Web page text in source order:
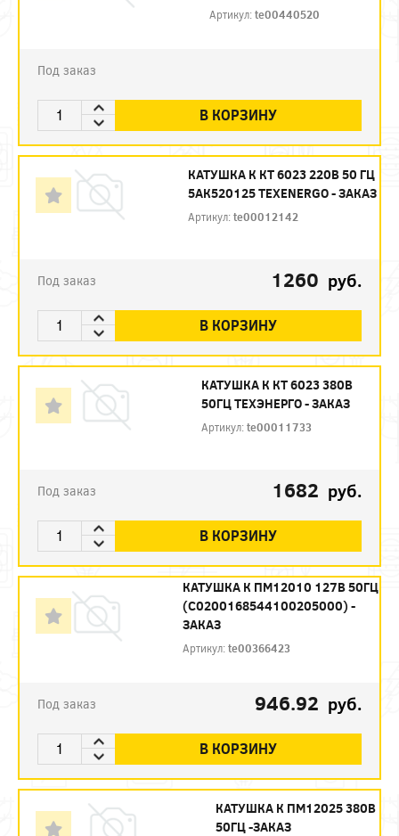
Артикул:te00440520
Под заказ
В КОРЗИНУ
КАТУШКА К КТ 6023 220В 50 ГЦ
5АК520125 TEXENERGO - ЗАКАЗ
Артикул:te00012142
Под заказ 1260 руб.
В КОРЗИНУ
КАТУШКА К КТ 6023 380В
50ГЦ ТЕХЭНЕРГО - ЗАКАЗ
Артикул:te00011733
Под заказ 1682 руб.
В КОРЗИНУ
КАТУШКА К ПМ12010 127В 50ГЦ
(С0200168544100205000) -
ЗАКАЗ
Артикул:te00366423
Под заказ 946.92 руб.
В КОРЗИНУ
КАТУШКА К ПМ12025 380В
50ГЦ -ЗАКАЗ